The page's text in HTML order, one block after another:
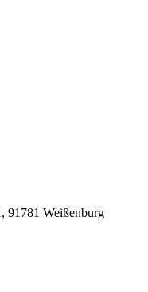
, 91781 Weißenburg